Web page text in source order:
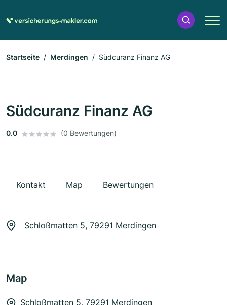
Startseite Merdingen Südcuranz Finanz AG
Südcuranz Finanz AG
0.0 (0 Bewertungen)
Kontakt Map Bewertungen
Schloßmatten 5, 79291 Merdingen
Map
Schloßmatten 5, 79291 Merdingen